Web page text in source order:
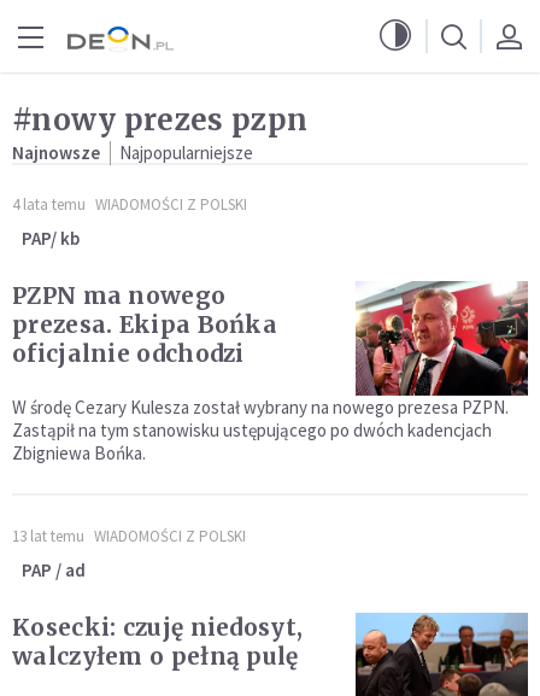
#nowy prezes pzpn
Najnowsze Najpopularniejsze
4 lata temu WIADOMOŚCI Z POLSKI
PAP/ kb
PZPN ma nowego
prezesa. Ekipa Bońka
oficjalnie odchodzi
W środę Cezary Kulesza został wybrany na nowego prezesa PZPN.
Zastąpił na tym stanowisku ustępującego po dwóch kadencjach
Zbigniewa Bońka.
13 lat temu WIADOMOŚCI Z POLSKI
PAP / ad
Kosecki: czuję niedosyt,
walczyłem o pełną pulę